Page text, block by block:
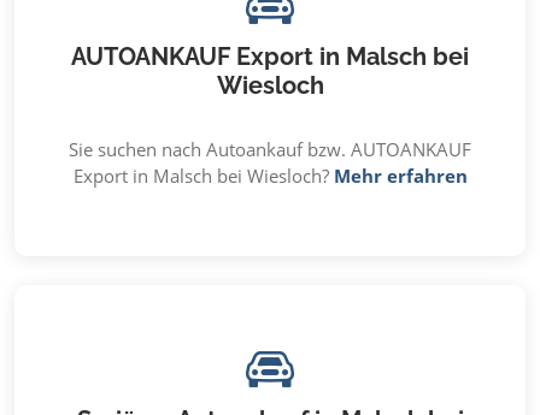
AUTOANKAUF Export in Malsch bei
Wiesloch
Sie suchen nach Autoankauf bzw. AUTOANKAUF
Export in Malsch bei Wiesloch? Mehr erfahren